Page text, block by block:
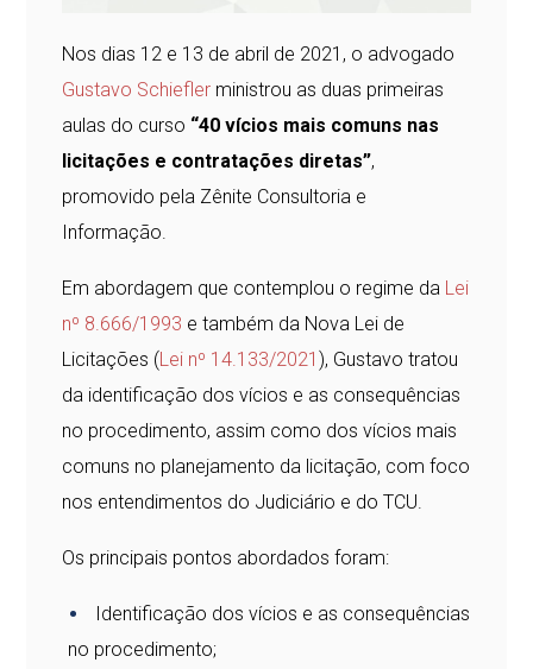
Nos dias 12 e 13 de abril de 2021, o advogado
Gustavo Schiefler ministrou as duas primeiras
aulas do curso “40 vícios mais comuns nas
licitações e contratações diretas”,
promovido pela Zênite Consultoria e
Informação.
Em abordagem que contemplou o regime da Lei
nº 8.666/1993 e também da Nova Lei de
Licitações (Lei nº 14.133/2021 ), Gustavo tratou
da identificação dos vícios e as consequências
no procedimento, assim como dos vícios mais
comuns no planejamento da licitação, com foco
nos entendimentos do Judiciário e do TCU.
Os principais pontos abordados foram:
Identificação dos vícios e as consequências
no procedimento;